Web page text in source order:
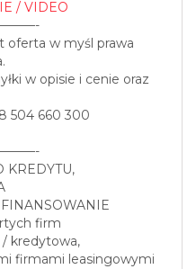
/ VIDEO
oferta w myśl prawa
w opisie i cenie oraz
504 660 300
KREDYTU,
firm
/ kredytowa,
firmami leasingowymi